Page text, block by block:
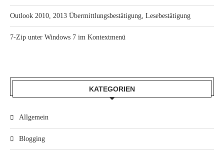
Outlook 2010, 2013 Übermittlungsbestätigung, Lesebestätigung
7-Zip unter Windows 7 im Kontextmenü
KATEGORIEN
Allgemein
Blogging